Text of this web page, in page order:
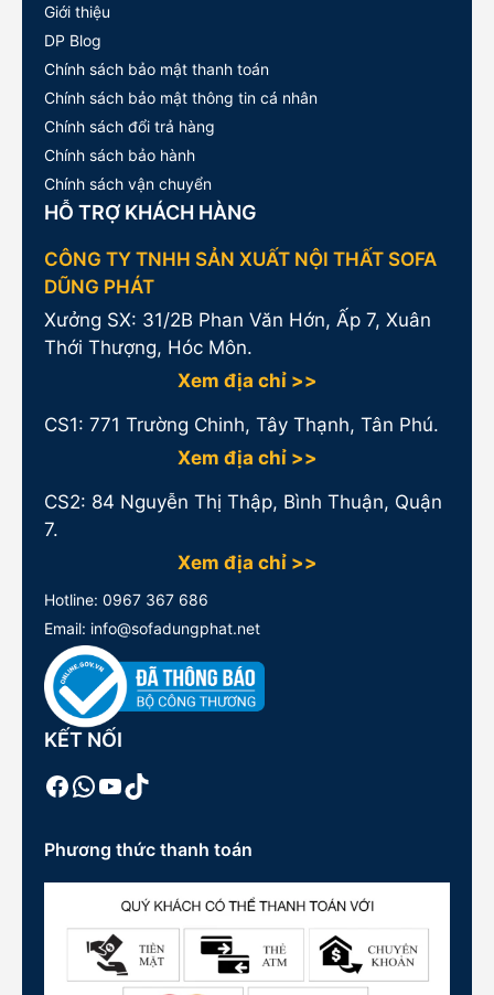
Giới thiệu
DP Blog
Chính sách bảo mật thanh toán
Chính sách bảo mật thông tin cá nhân
Chính sách đổi trả hàng
Chính sách bảo hành
Chính sách vận chuyển
HỖ TRỢ KHÁCH HÀNG
CÔNG TY TNHH SẢN XUẤT NỘI THẤT SOFA
DŨNG PHÁT
Xưởng SX: 31/2B Phan Văn Hớn, Ấp 7, Xuân
Thới Thượng, Hóc Môn.
Xem địa chỉ >>
CS1: 771 Trường Chinh, Tây Thạnh, Tân Phú.
Xem địa chỉ >>
CS2: 84 Nguyễn Thị Thập, Bình Thuận, Quận
7.
Xem địa chỉ >>
Hotline: 0967 367 686
Email: info@sofadungphat.net
KẾT NỐI
Facebook
WhatsApp
Youtube
TikTok
Phương thức thanh toán